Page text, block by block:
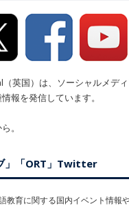
（英国）は、ソーシャルメデ
報を発信しています。
。
」「ORT」Twitter
教育に関する国内イベント情報